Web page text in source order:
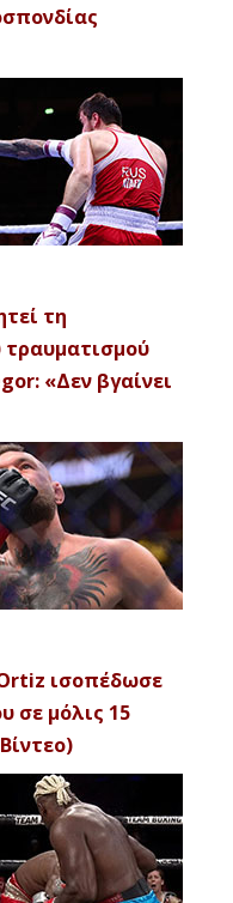
τη
«Δεν βγαίνει
ισοπέδωσε
σε μόλις 15